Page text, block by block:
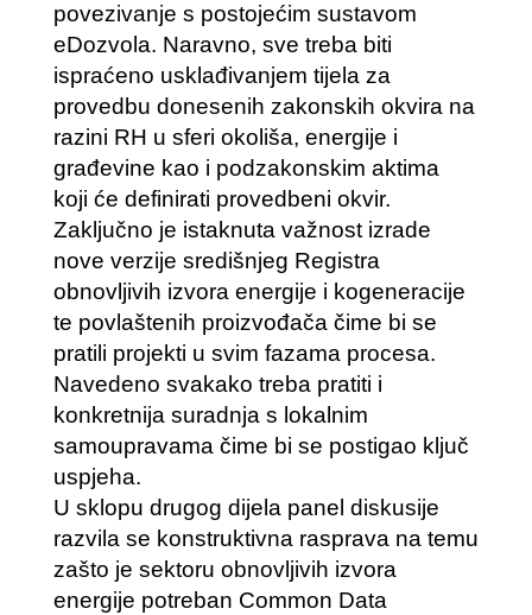
povezivanje s postojećim sustavom
eDozvola. Naravno, sve treba biti
ispraćeno usklađivanjem tijela za
provedbu donesenih zakonskih okvira na
razini RH u sferi okoliša, energije i
građevine kao i podzakonskim aktima
koji će definirati provedbeni okvir.
Zaključno je istaknuta važnost izrade
nove verzije središnjeg Registra
obnovljivih izvora energije i kogeneracije
te povlaštenih proizvođača čime bi se
pratili projekti u svim fazama procesa.
Navedeno svakako treba pratiti i
konkretnija suradnja s lokalnim
samoupravama čime bi se postigao ključ
uspjeha.
U sklopu drugog dijela panel diskusije
razvila se konstruktivna rasprava na temu
zašto je sektoru obnovljivih izvora
energije potreban Common Data